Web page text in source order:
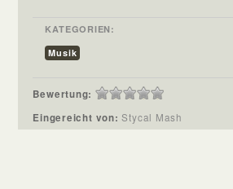
KATEGORIEN:
Musik
Bewertung:
Eingereicht von:Stycal Mash